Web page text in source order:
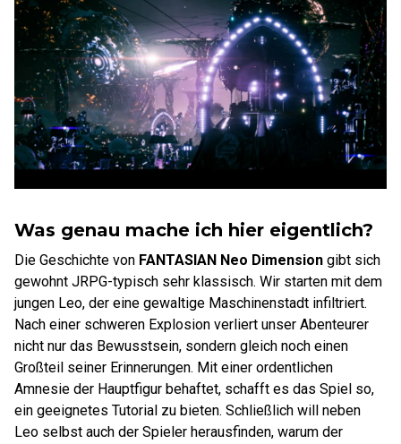
Was genau mache ich hier eigentlich?
Die Geschichte von FANTASIAN Neo Dimension gibt sich
gewohnt JRPG-typisch sehr klassisch. Wir starten mit dem
jungen Leo, der eine gewaltige Maschinenstadt infiltriert.
Nach einer schweren Explosion verliert unser Abenteurer
nicht nur das Bewusstsein, sondern gleich noch einen
Großteil seiner Erinnerungen. Mit einer ordentlichen
Amnesie der Hauptfigur behaftet, schafft es das Spiel so,
ein geeignetes Tutorial zu bieten. Schließlich will neben
Leo selbst auch der Spieler herausfinden, warum der